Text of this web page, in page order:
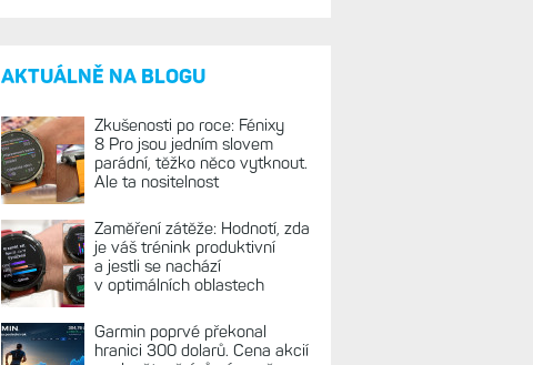
AKTUÁLNĚ NA BLOGU
Zkušenosti po roce: Fénixy
8 Pro jsou jedním slovem
parádní, těžko něco vytknout.
Ale ta nositelnost
Zaměření zátěže: Hodnotí, zda
je váš trénink produktivní
a jestli se nachází
v optimálních oblastech
Garmin poprvé překonal
hranici 300 dolarů. Cena akcií